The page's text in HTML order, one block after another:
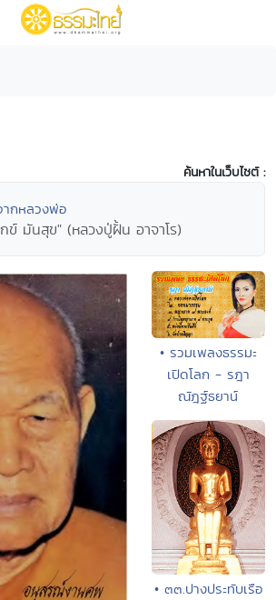
ค้นหาในเว็บไซต์ :
ากหลวงพ่อ
ข์ มันสุข" (หลวงปู่ฝั้น อาจาโร)
• รวมเพลงธรรมะ
เปิดโลก - รฎา
ณัฎฐ์ธยาน์
• ๓๓.ปางประทับเรือ